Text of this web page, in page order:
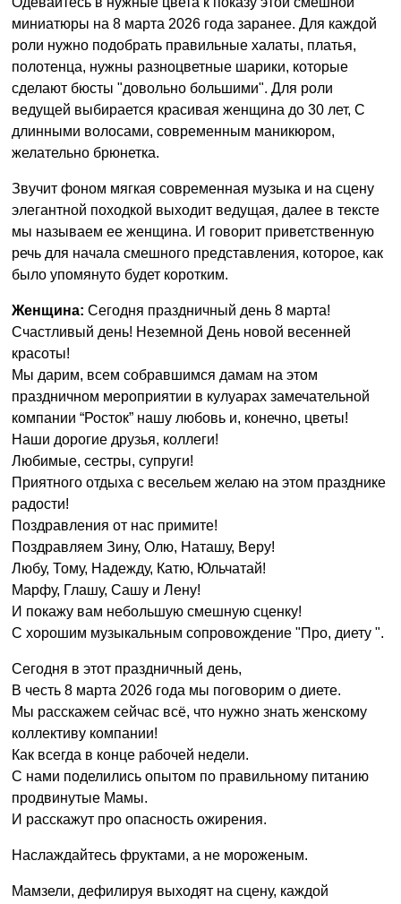
миниатюры на 8 марта 2026 года заранее. Для каждой
роли нужно подобрать правильные халаты, платья,
полотенца, нужны разноцветные шарики, которые
сделают бюсты "довольно большими". Для роли
ведущей выбирается красивая женщина до 30 лет, С
длинными волосами, современным маникюром,
желательно брюнетка.
Звучит фоном мягкая современная музыка и на сцену
элегантной походкой выходит ведущая, далее в тексте
мы называем ее женщина. И говорит приветственную
речь для начала смешного представления, которое, как
было упомянуто будет коротким.
Женщина: Сегодня праздничный день 8 марта!
Счастливый день! Неземной День новой весенней
красоты!
Мы дарим, всем собравшимся дамам на этом
праздничном мероприятии в кулуарах замечательной
компании “Росток” нашу любовь и, конечно, цветы!
Наши дорогие друзья, коллеги!
Любимые, сестры, супруги!
Приятного отдыха с весельем желаю на этом празднике
радости!
Поздравления от нас примите!
Поздравляем Зину, Олю, Наташу, Веру!
Любу, Тому, Надежду, Катю, Юльчатай!
Марфу, Глашу, Сашу и Лену!
И покажу вам небольшую смешную сценку!
С хорошим музыкальным сопровождение "Про, диету ".
Сегодня в этот праздничный день,
В честь 8 марта 2026 года мы поговорим о диете.
Мы расскажем сейчас всё, что нужно знать женскому
коллективу компании!
Как всегда в конце рабочей недели.
С нами поделились опытом по правильному питанию
продвинутые Мамы.
И расскажут про опасность ожирения.
Наслаждайтесь фруктами, а не мороженым.
Мамзели, дефилируя выходят на сцену, каждой